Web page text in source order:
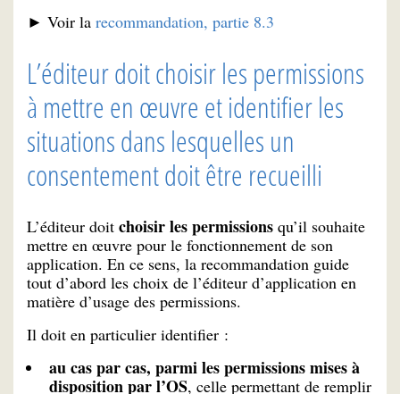
► Voir la recommandation, partie 8.3
L’éditeur doit choisir les permissions
à mettre en œuvre et identifier les
situations dans lesquelles un
consentement doit être recueilli
L’éditeur doit choisir les permissions qu’il souhaite
mettre en œuvre pour le fonctionnement de son
application. En ce sens, la recommandation guide
tout d’abord les choix de l’éditeur d’application en
matière d’usage des permissions.
Il doit en particulier identifier :
au cas par cas, parmi les permissions mises à
disposition par l’OS, celle permettant de remplir